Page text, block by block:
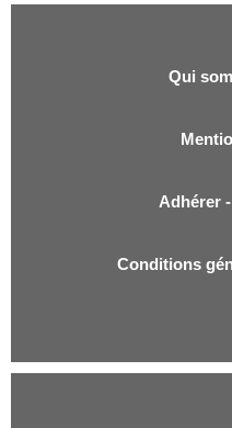
Qui
Adhérer
Conditions